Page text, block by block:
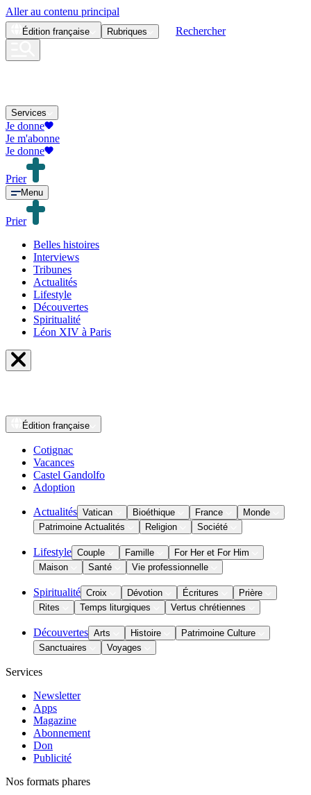
Aller au contenu principal
Édition française Rubriques Rechercher
Services
Je donne
Je m'abonne
Je donne
Prier
Menu
Prier
Belles histoires
Interviews
Tribunes
Actualités
Lifestyle
Découvertes
Spiritualité
Léon XIV à Paris
Édition française
Cotignac
Vacances
Castel Gandolfo
Adoption
Actualités Vatican Bioéthique France
Monde
Patrimoine Actualités
Religion Société
Lifestyle Couple Famille
For Her et For Him
Maison
Santé Vie professionnelle
Spiritualité Croix Dévotion Écritures
Prière
Rites
Temps liturgiques Vertus chrétiennes
Découvertes Arts Histoire
Patrimoine Culture
Sanctuaires
Voyages
Services
Newsletter
Apps
Magazine
Abonnement
Don
Publicité
Nos formats phares